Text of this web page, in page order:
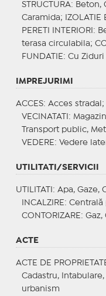
STRUCTURA: Beton,
Caramida;
IZOLATIE
PERETI INTERIORI :
terasa circulabila;
FUNDATIE : Cu Ziduri
IMPREJURIMI
ACCES: Acces stradal;
VECINATATI :
Transport public,
VEDERE : Vedere
UTILITATI/SERVICII
UTILITATI : Apa, Gaze,
INCALZIRE : Centrală
CONTORIZARE :
ACTE
ACTE DE
Cadastru,
urbanism